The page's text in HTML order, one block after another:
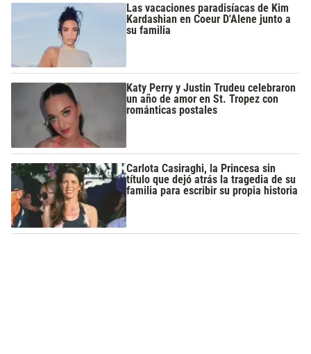
Las vacaciones paradisíacas de Kim
Kardashian en Coeur D'Alene junto a
su familia
Katy Perry y Justin Trudeu celebraron
un año de amor en St. Tropez con
románticas postales
Carlota Casiraghi, la Princesa sin
título que dejó atrás la tragedia de su
familia para escribir su propia historia